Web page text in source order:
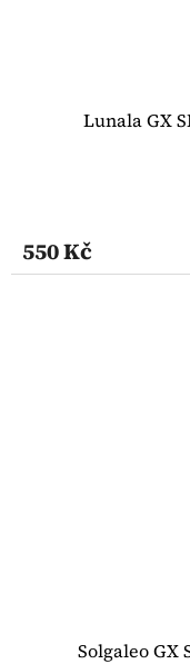
Lunala GX
550 Kč
Solgaleo GX